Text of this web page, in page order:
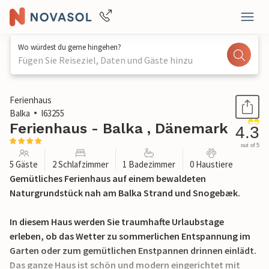
Wo würdest du gerne hingehen?
Fügen Sie Reiseziel, Daten und Gäste hinzu
1 / 18
Ferienhaus
Balka
I63255
Ferienhaus - Balka , Dänemark 4.3
out of 5
5 Gäste 2 Schlafzimmer 1 Badezimmer 0 Haustiere
Gemütliches Ferienhaus auf einem bewaldeten
Naturgrundstück nah am Balka Strand und Snogebæk.
In diesem Haus werden Sie traumhafte Urlaubstage
erleben, ob das Wetter zu sommerlichen Entspannung im
Garten oder zum gemütlichen Enstpannen drinnen einlädt.
Das ganze Haus ist schön und modern eingerichtet mit